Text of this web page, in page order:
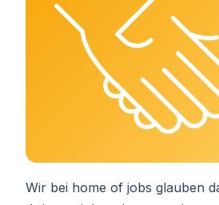
Wir bei home of jobs glauben